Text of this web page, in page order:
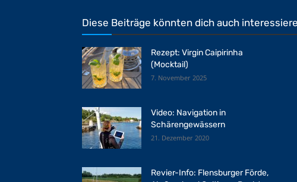
Diese Beiträge könnten dich auch
Rezept: Virgin Caipirinha
(Mocktail)
7. November 2025
Video: Navigation in
Schärengewässern
21. Dezember 2020
Revier-Info: Flensburger Förde,